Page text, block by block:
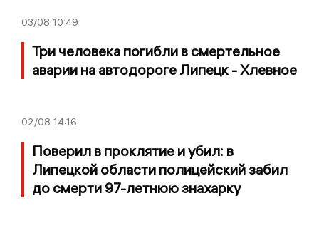
03/08 10:49
Три человека погибли в смертельное
аварии на автодороге Липецк - Хлевное
02/08 14:16
Поверил в проклятие и убил: в
Липецкой области полицейский забил
до смерти 97-летнюю знахарку